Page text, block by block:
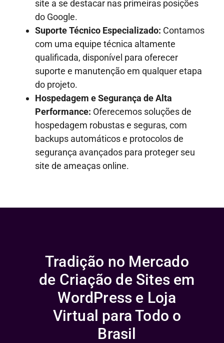
site a se destacar nas primeiras posições
do Google.
Suporte Técnico Especializado: Contamos
com uma equipe técnica altamente
qualificada, disponível para oferecer
suporte e manutenção em qualquer etapa
do projeto.
Hospedagem e Segurança de Alta
Performance: Oferecemos soluções de
hospedagem robustas e seguras, com
backups automáticos e protocolos de
segurança avançados para proteger seu
site de ameaças online.
Tradição no Mercado
de Criação de Sites em
WordPress e Loja
Virtual para Todo o
Brasil